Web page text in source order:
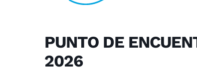
PUNTO DE
2026